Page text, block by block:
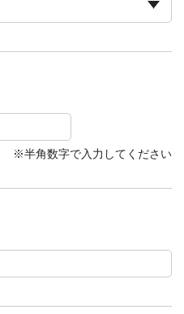
※半角数字で入力してください